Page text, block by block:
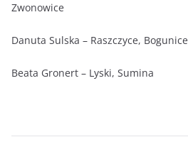
Zwonowice
Danuta Sulska – Raszczyce,
Beata Gronert – Lyski, Sumina